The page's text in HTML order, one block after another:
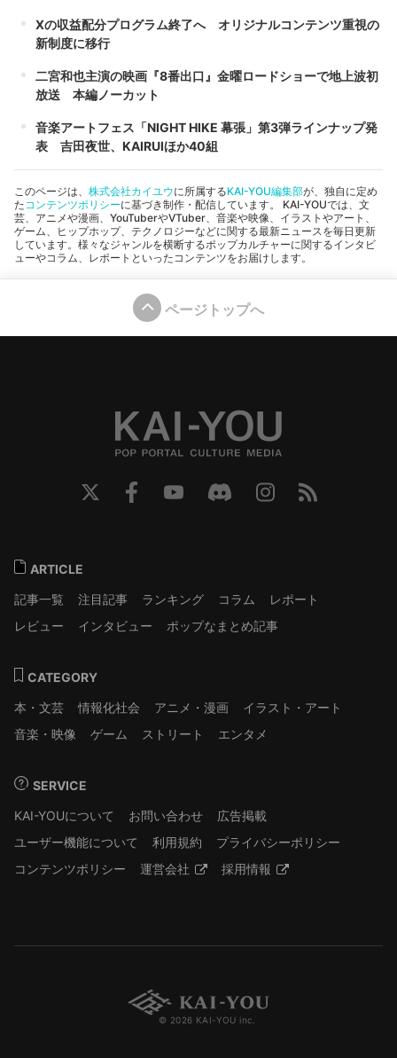
Xの収益配分プログラム終了へ オリジナルコンテンツ重視の
新制度に移行
二宮和也主演の映画『8番出口』金曜ロードショーで地上波初
放送 本編ノーカット
音楽アートフェス「NIGHT HIKE 幕張」第3弾ラインナップ発
表 吉田夜世、KAIRUIほか40組
このページは、 株式会社カイユウに所属するKAI-YOU編集部が、独自に定め
た コンテンツポリシーに基づき制作・配信しています。 KAI-YOUでは、文
芸、アニメや漫画、YouTuberやVTuber、音楽や映像、イラストやアート、
ゲーム、ヒップホップ、テクノロジーなどに関する最新ニュースを毎日更新
しています。様々なジャンルを横断するポップカルチャーに関するインタビ
ューやコラム、レポートといったコンテンツをお届けします。
ページトップへ
ARTICLE
記事一覧
注目記事 ランキング コラム
レポート
レビュー
インタビュー ポップなまとめ記事
CATEGORY
本・文芸
情報化社会 アニメ・漫画
イラスト・アート
音楽・映像
ゲーム ストリート エンタメ
SERVICE
KAI-YOUについて
お問い合わせ
広告掲載
ユーザー機能について
利用規約
プライバシーポリシー
コンテンツポリシー
運営会社 採用情報
© 2026 KAI-YOU inc.